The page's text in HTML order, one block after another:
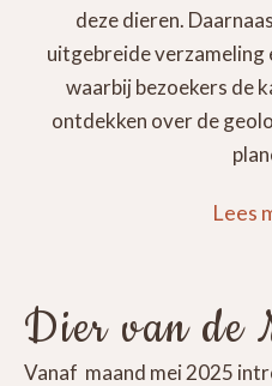
deze dieren.
uitgebreide verzameling
waarbij bezoekers de
ontdekken over de
Lees
Dier van de
Vanaf maand mei 2025